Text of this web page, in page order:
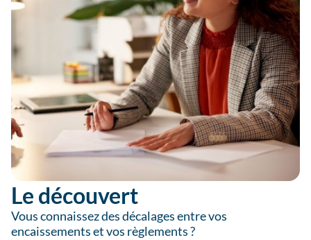
Le découvert
Vous connaissez des décalages entre vos
encaissements et vos règlements ?